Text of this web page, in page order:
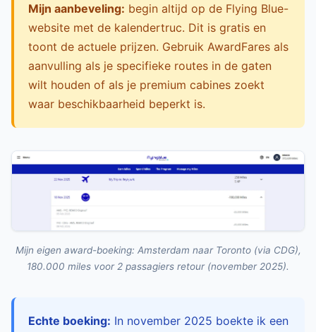
Mijn aanbeveling: begin altijd op de Flying Blue-
website met de kalendertruc. Dit is gratis en
toont de actuele prijzen. Gebruik AwardFares als
aanvulling als je specifieke routes in de gaten
wilt houden of als je premium cabines zoekt
waar beschikbaarheid beperkt is.
Mijn eigen award-boeking: Amsterdam naar Toronto (via CDG),
180.000 miles voor 2 passagiers retour (november 2025).
Echte boeking: In november 2025 boekte ik een